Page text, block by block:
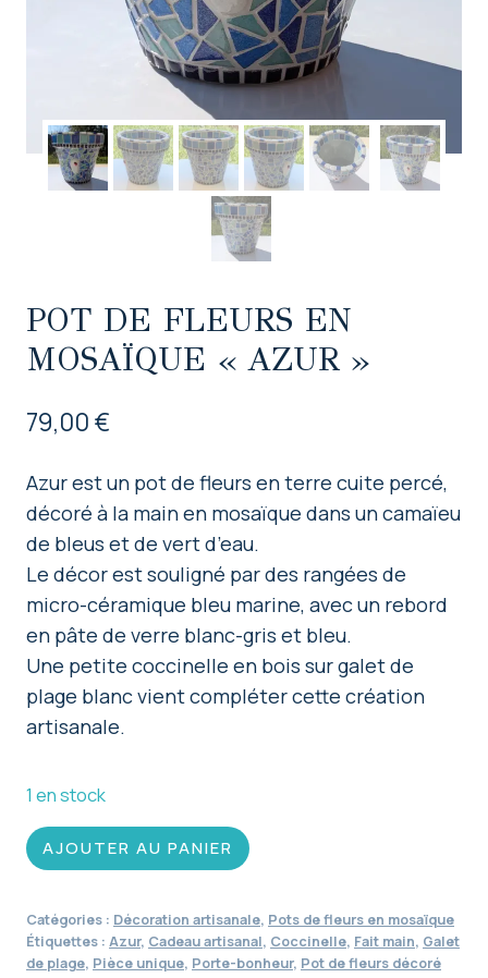
POT DE FLEURS EN
MOSAÏQUE « AZUR »
79,00€
Azur est un pot de fleurs en terre cuite percé,
décoré à la main en mosaïque dans un camaïeu
de bleus et de vert d’eau.
Le décor est souligné par des rangées de
micro-céramique bleu marine, avec un rebord
en pâte de verre blanc-gris et bleu.
Une petite coccinelle en bois sur galet de
plage blanc vient compléter cette création
artisanale.
1 en stock
quantité
de
de
fleurs
AJOUTER AU PANIER
Catégories : Décoration artisanale, Pots de fleurs en mosaïque
Étiquettes : Azur, Cadeau artisanal, Coccinelle, Fait main, Galet
de plage, Pièce unique, Porte-bonheur, Pot de fleurs décoré